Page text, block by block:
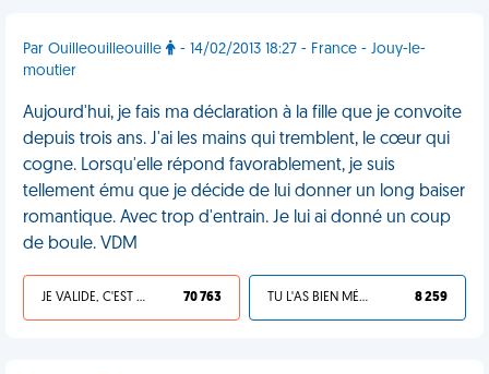
Par Ouilleouilleouille
- 14/02/2013 18:27 - France - Jouy-le-
moutier
Aujourd'hui, je fais ma déclaration à la fille que je convoite
depuis trois ans. J'ai les mains qui tremblent, le cœur qui
cogne. Lorsqu'elle répond favorablement, je suis
tellement ému que je décide de lui donner un long baiser
romantique. Avec trop d'entrain. Je lui ai donné un coup
de boule. VDM
JE VALIDE, C'EST UNE VDM 70 763 TU L'AS BIEN MÉRITÉ 8 259